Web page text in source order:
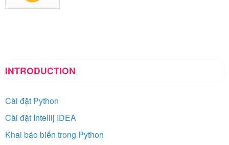
INTRODUCTION
Cài đặt Python
Cài đặt Intellij IDEA
Khai báo biến trong Python